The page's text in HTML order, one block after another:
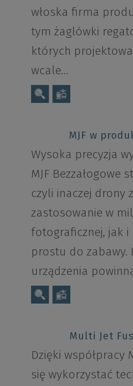
włoska firma
tym żaglówki
których
wcale…
MJF w
Wysoka precyzja
MJF Bezzałogowe
czyli inaczej drony
zastosowanie w
fotograficznej, jak i
prostu do zabawy.
urządzenia
Multi Jet
Dzięki współpracy
się wykorzystać